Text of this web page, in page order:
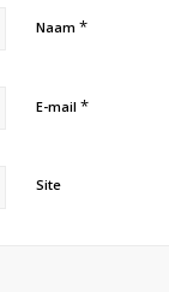
Naam *
E-mail *
Site